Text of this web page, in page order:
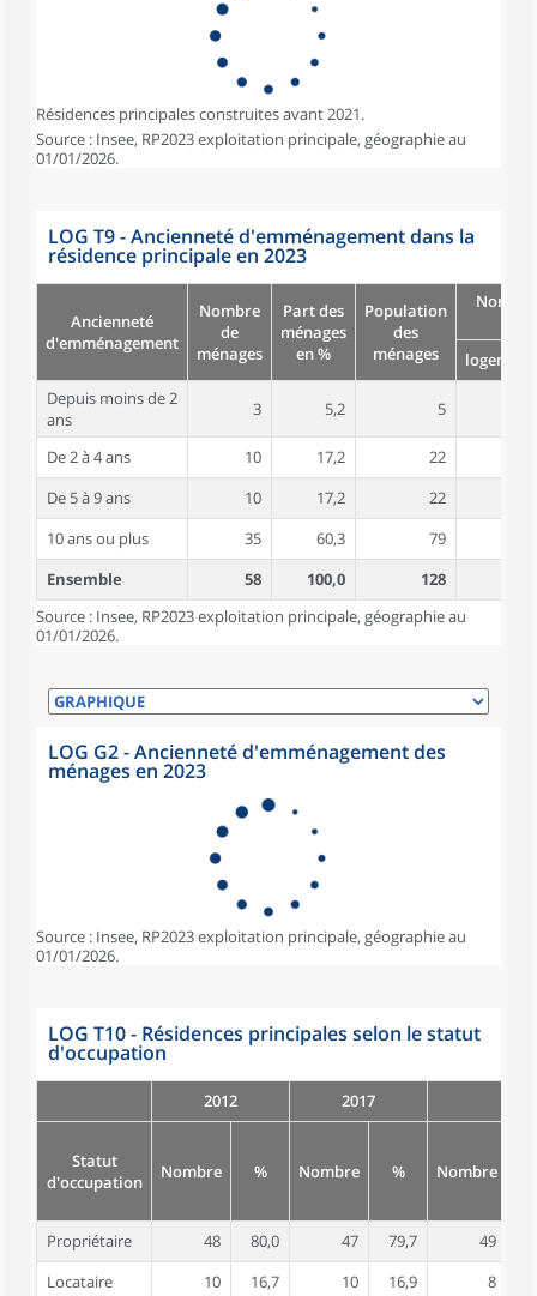
Résidences principales construites avant 2021.
Source : Insee, RP2023 exploitation principale, géographie au
01/01/2026.
LOG T9 - Ancienneté d'emménagement dans la
résidence principale en 2023
Ancienneté
d'emménagement
Nombre
de
ménages
Part des
ménages
en %
Population
des
ménages
logement
Depuis moins de 2
ans
3 5,2 5
De 2 à 4 ans 10 17,2 22
De 5 à 9 ans
10 17,2 22
10 ans ou plus
35 60,3 79
Ensemble
58 100,0 128
Source : Insee, RP2023 exploitation principale, géographie au
01/01/2026.
LOG G2 - Ancienneté d'emménagement des
ménages en 2023
Source : Insee, RP2023 exploitation principale, géographie au
01/01/2026.
LOG T10 - Résidences principales selon le statut
d'occupation
2012 2017
Statut
d'occupation
Nombre % Nombre % Nombre
Propriétaire 48 80,0 47 79,7 49
Locataire
10 16,7 10 16,9 8